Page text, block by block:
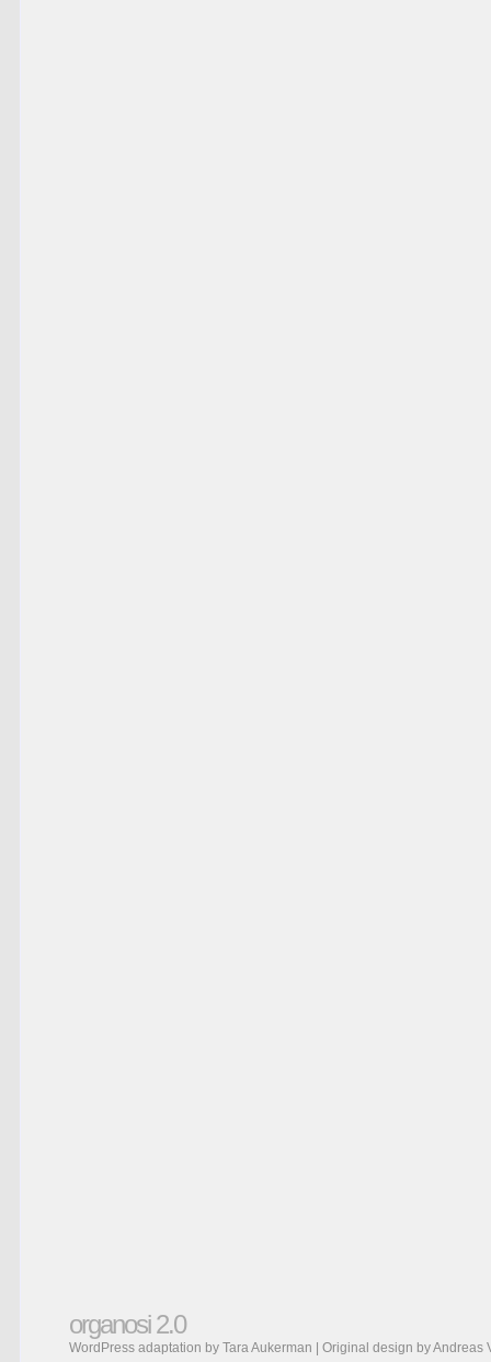
organosi 2.0
WordPress adaptation by Tara Aukerman | Original design byAndreas